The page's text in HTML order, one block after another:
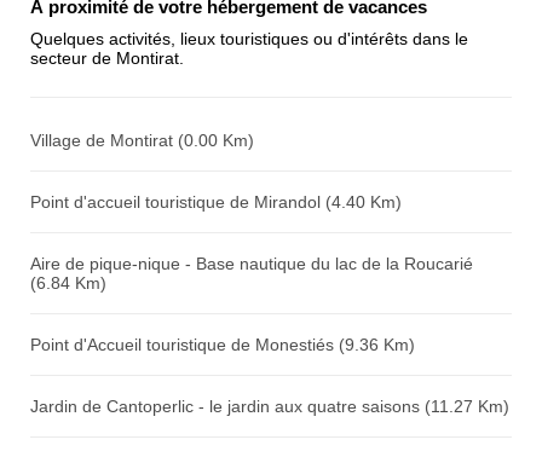
chiffres) :
À proximité de votre hébergement de vacances
Quelques activités, lieux touristiques ou d'intérêts dans le
secteur de Montirat.
Village de Montirat (0.00 Km)
Point d'accueil touristique de Mirandol (4.40 Km)
Aire de pique-nique - Base nautique du lac de la Roucarié
(6.84 Km)
Point d'Accueil touristique de Monestiés (9.36 Km)
Jardin de Cantoperlic - le jardin aux quatre saisons (11.27 Km)